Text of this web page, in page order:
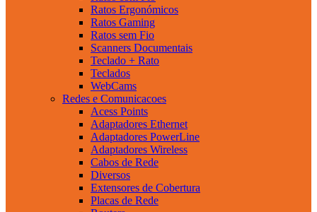
Ratos Ergonómicos
Ratos Gaming
Ratos sem Fio
Scanners Documentais
Teclado + Rato
Teclados
WebCams
Redes e Comunicacoes
Acess Points
Adaptadores Ethernet
Adaptadores PowerLine
Adaptadores Wireless
Cabos de Rede
Diversos
Extensores de Cobertura
Placas de Rede